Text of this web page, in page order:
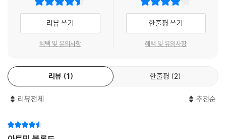
리뷰 쓰기
혜택 및 유의사항
한줄평 쓰기
혜택 및 유의사항
리뷰 1 한줄평 2
리뷰전체 추천순